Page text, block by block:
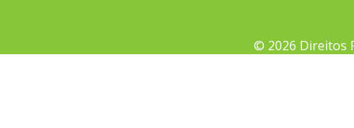
© 2026 Direitos